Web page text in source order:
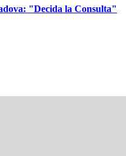
"Decida la Consulta"